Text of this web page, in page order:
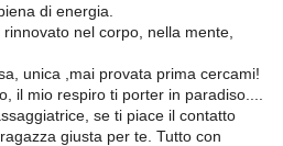
di energia.
nel corpo, nella mente,
unica ,mai provata prima cercami!
il mio respiro ti porter in paradiso....
se ti piace il contatto
giusta per te. Tutto con